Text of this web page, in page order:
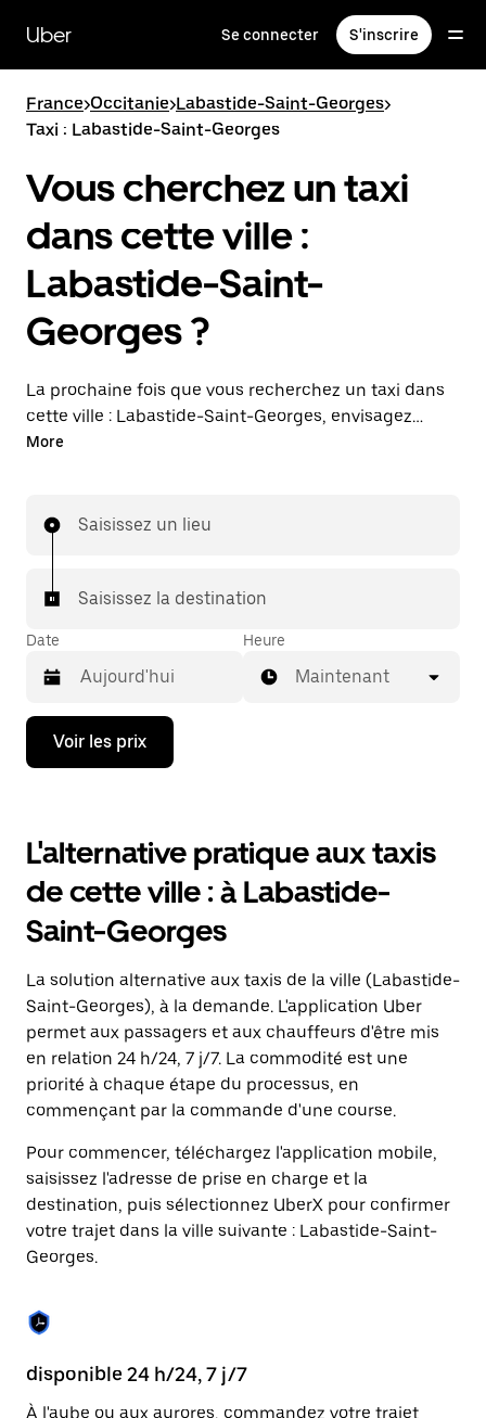
contenu
principal
Uber Se connecter S'inscrire
France>Occitanie>Labastide-Saint-Georges>
Taxi : Labastide-Saint-Georges
Vous cherchez un taxi
dans cette ville :
Labastide-Saint-
Georges ?
La prochaine fois que vous recherchez un taxi dans
cette ville : Labastide-Saint-Georges, envisagez
plutôt de commander un trajet avec UberX.
trajet avec l'application Uber, consultez l'estimation
More
Saisissez un lieu
Saisissez la destination
Date
Appuyez
la
bas
pour
ouvrir
le
calendrier
et
une
date.
Appuyez
sur
la
touche
Échap
pour
le
calendrier.
Heure
Maintenant
Voir les prix
L'alternative pratique aux taxis
de cette ville : à Labastide-
Saint-Georges
La solution alternative aux taxis de la ville (Labastide-
Saint-Georges), à la demande. L'application Uber
permet aux passagers et aux chauffeurs d'être mis
en relation 24 h/24, 7 j/7. La commodité est une
priorité à chaque étape du processus, en
commençant par la commande d'une course.
Pour commencer, téléchargez l'application mobile,
saisissez l'adresse de prise en charge et la
destination, puis sélectionnez UberX pour confirmer
votre trajet dans la ville suivante : Labastide-Saint-
Georges.
disponible 24 h/24, 7 j/7
À l'aube ou aux aurores, commandez votre trajet